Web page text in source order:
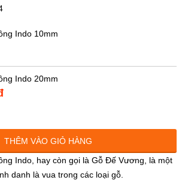
Indo 10mm
Indo 20mm
THÊM VÀO GIỎ HÀNG
Indo, hay còn gọi là Gỗ Đế Vương, là một
danh là vua trong các loại gỗ.